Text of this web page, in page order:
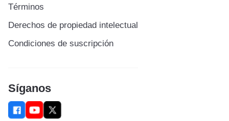
Términos
Derechos de propiedad intelectual
Condiciones de suscripción
Síganos